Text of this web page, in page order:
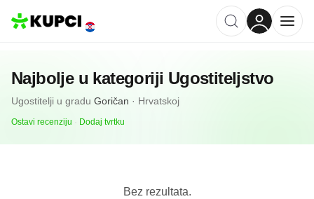
Najbolje u kategoriji Ugostiteljstvo
Ugostitelji u gradu Goričan · Hrvatskoj
Ostavi recenziju Dodaj tvrtku
Bez rezultata.